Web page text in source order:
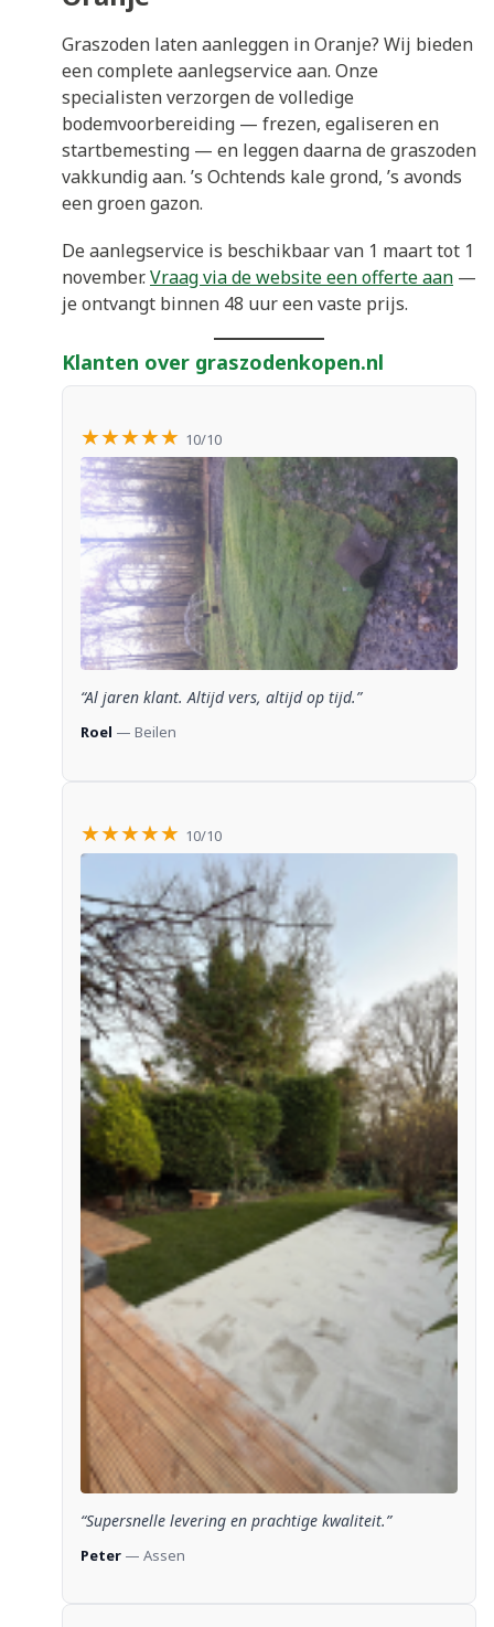
Graszoden laten aanleggen in Oranje? Wij bieden
een complete aanlegservice aan. Onze
specialisten verzorgen de volledige
bodemvoorbereiding — frezen, egaliseren en
startbemesting — en leggen daarna de graszoden
vakkundig aan. ’s Ochtends kale grond, ’s avonds
een groen gazon.
De aanlegservice is beschikbaar van 1 maart tot 1
november.Vraag via de website een offerte aan —
je ontvangt binnen 48 uur een vaste prijs.
Klanten over graszodenkopen.nl
★★★★★ 10/10
“Al jaren klant. Altijd vers, altijd op tijd.”
Roel — Beilen
★★★★★ 10/10
“Supersnelle levering en prachtige kwaliteit.”
Peter — Assen